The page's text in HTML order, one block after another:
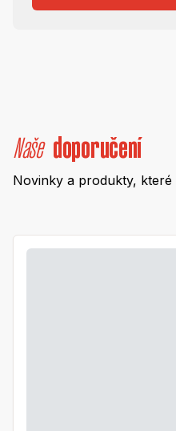
Naše doporučení
Novinky a produkty, které